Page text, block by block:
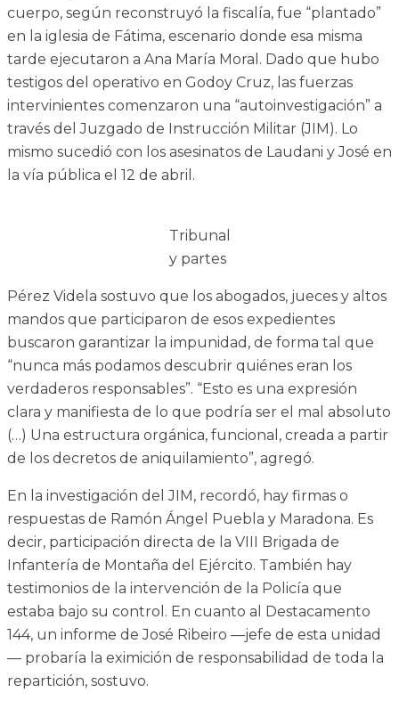
cuerpo, según reconstruyó la fiscalía, fue “plantado”
en la iglesia de Fátima, escenario donde esa misma
tarde ejecutaron a Ana María Moral. Dado que hubo
testigos del operativo en Godoy Cruz, las fuerzas
intervinientes comenzaron una “autoinvestigación” a
través del Juzgado de Instrucción Militar (JIM). Lo
mismo sucedió con los asesinatos de Laudani y José en
la vía pública el 12 de abril.
Tribunal
y partes
Pérez Videla sostuvo que los abogados, jueces y altos
mandos que participaron de esos expedientes
buscaron garantizar la impunidad, de forma tal que
“nunca más podamos descubrir quiénes eran los
verdaderos responsables”. “Esto es una expresión
clara y manifiesta de lo que podría ser el mal absoluto
(…) Una estructura orgánica, funcional, creada a partir
de los decretos de aniquilamiento”, agregó.
En la investigación del JIM, recordó, hay firmas o
respuestas de Ramón Ángel Puebla y Maradona. Es
decir, participación directa de la VIII Brigada de
Infantería de Montaña del Ejército. También hay
testimonios de la intervención de la Policía que
estaba bajo su control. En cuanto al Destacamento
144, un informe de José Ribeiro —jefe de esta unidad
— probaría la eximición de responsabilidad de toda la
repartición, sostuvo.